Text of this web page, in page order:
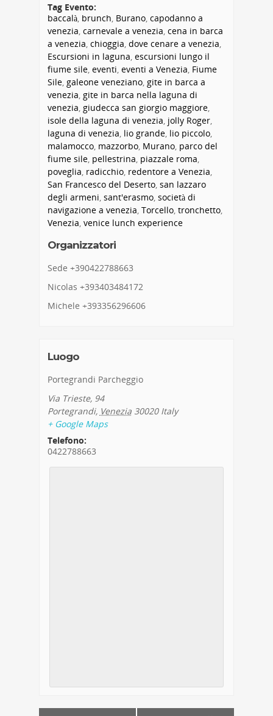
Tag Evento:
baccalà, brunch Burano, capodanno a
venezia carnevale a venezia cena in barca
a venezia chioggia dove cenare a venezia
Escursioni in laguna escursioni lungo il
fiume sile, eventi eventi a Venezia Fiume
Sile, galeone veneziano, gite in barca a
venezia gite in barca nella laguna di
venezia giudecca san giorgio maggiore,
isole della laguna di venezia jolly Roger,
laguna di venezia lio grande, lio piccolo,
malamocco, mazzorbo, Murano, parco del
fiume sile, pellestrina piazzale roma
poveglia radicchio, redentore a Venezia
San Francesco del Deserto, san lazzaro
degli armeni sant'erasmo, società di
navigazione a venezia Torcello, tronchetto,
Venezia venice lunch experience
Organizzatori
Sede +390422788663
Nicolas +393403484172
Michele +393356296606
Luogo
Portegrandi Parcheggio
Via Trieste, 94
Portegrandi, Venezia 30020 Italy
+ Google Maps
Telefono:
0422788663